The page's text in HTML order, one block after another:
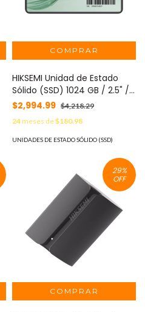
HIKSEMI Unidad de Estado
Sólido (SSD) 1024 GB / 2.5" /
SATA III / ALTO PERFORMANCE
/ Para Gaming y PC Trabajo
Pesado / 550 MB/s Lectura /
470 MB/s Escritura HS-SSD-
$2,994.99 $4,218.29
24meses de$180.98
UNIDADES DE ESTADO SÓLIDO (SSD)
29%
OFF